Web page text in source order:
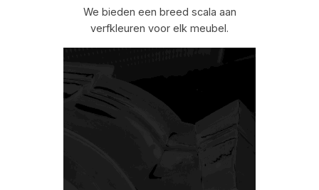
We bieden een breed scala aan
verfkleuren voor elk meubel.